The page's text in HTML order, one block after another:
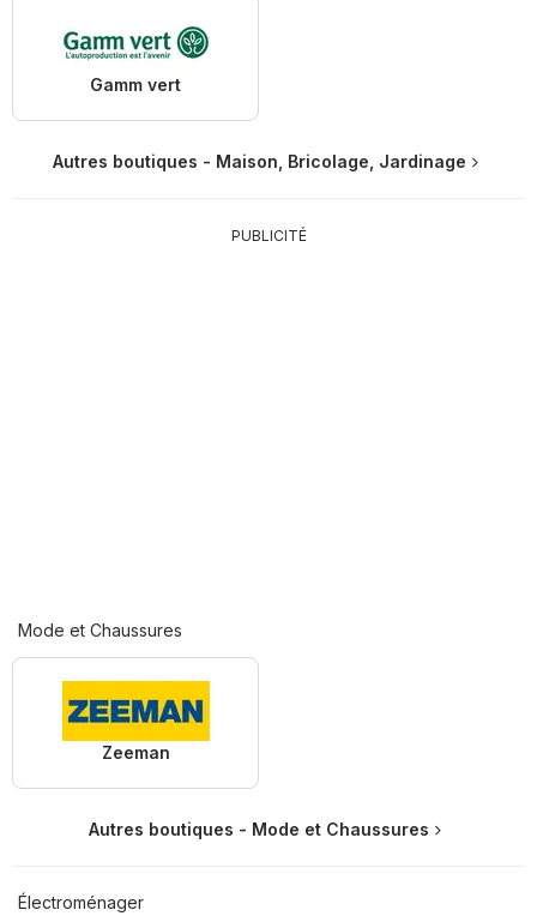
Gamm vert
Autres boutiques - Maison, Bricolage, Jardinage
PUBLICITÉ
Mode et Chaussures
Zeeman
Autres boutiques - Mode et Chaussures
Électroménager